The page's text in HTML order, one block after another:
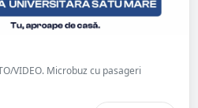
VIDEO. Microbuz cu pasageri